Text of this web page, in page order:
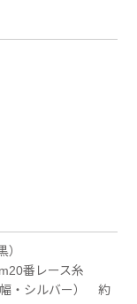
）
番レース糸
・シルバー） 約